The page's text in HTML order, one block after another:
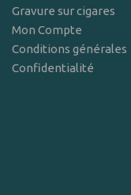
Gravure sur cigares
Mon Compte
Conditions générales
Confidentialité